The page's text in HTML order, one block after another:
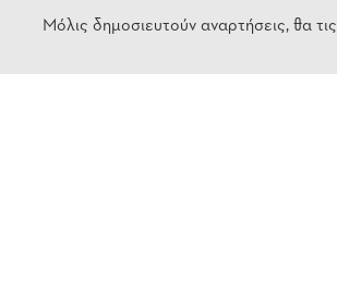
Μόλις δημοσιευτούν αναρτήσεις, θα